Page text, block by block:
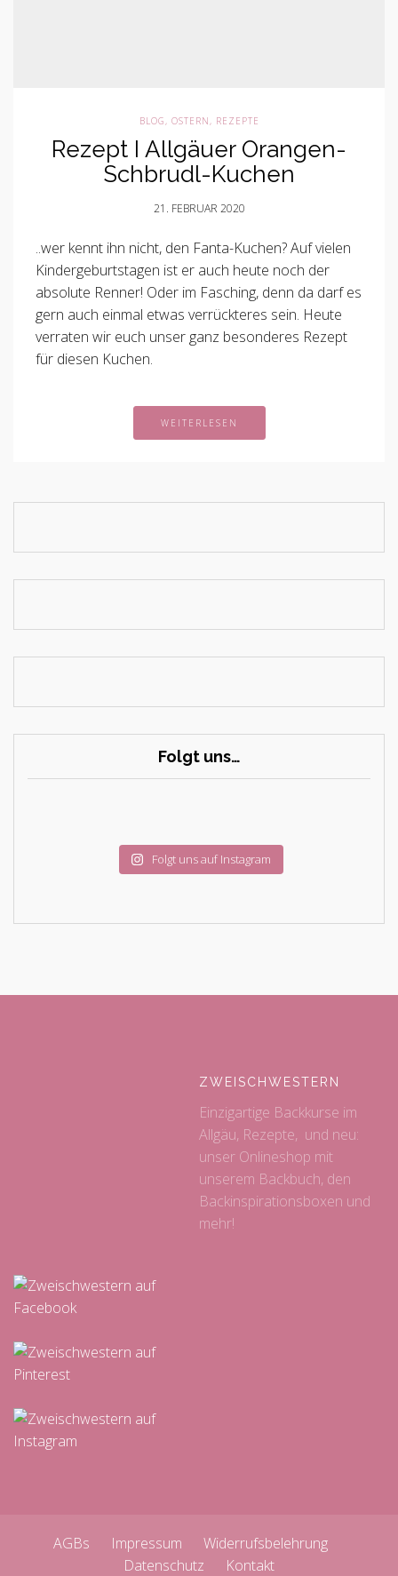
BLOG, OSTERN, REZEPTE
Rezept I Allgäuer Orangen-
Schbrudl-Kuchen
21. FEBRUAR 2020
..wer kennt ihn nicht, den Fanta-Kuchen? Auf vielen
Kindergeburtstagen ist er auch heute noch der
absolute Renner! Oder im Fasching, denn da darf es
gern auch einmal etwas verrückteres sein. Heute
verraten wir euch unser ganz besonderes Rezept
für diesen Kuchen.
WEITERLESEN
Folgt uns…
Folgt uns auf Instagram
ZWEISCHWESTERN
Einzigartige Backkurse im
Allgäu, Rezepte, und neu:
unser Onlineshop mit
unserem Backbuch, den
Backinspirationsboxen und
mehr!
AGBs Impressum
Widerrufsbelehrung
Datenschutz
Kontakt